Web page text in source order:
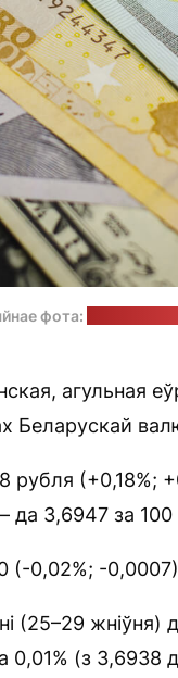
фота:
агульная
Беларускай
рубля (+0,18%;
да 3,6947 за
(-0,02%; -
(25–29 жніўня)
0,01% (з